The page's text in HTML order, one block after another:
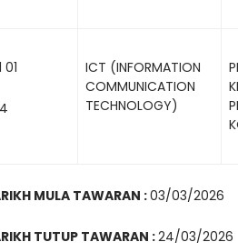
01
ICT (INFORMATION
COMMUNICATION
TECHNOLOGY)
MULA TAWARAN :03/03/2026
TUTUP TAWARAN :24/03/2026